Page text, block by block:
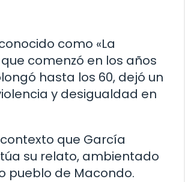
como «La
comenzó en los años
hasta los 60, dejó un
y desigualdad en
que García
su relato, ambientado
pueblo de Macondo.